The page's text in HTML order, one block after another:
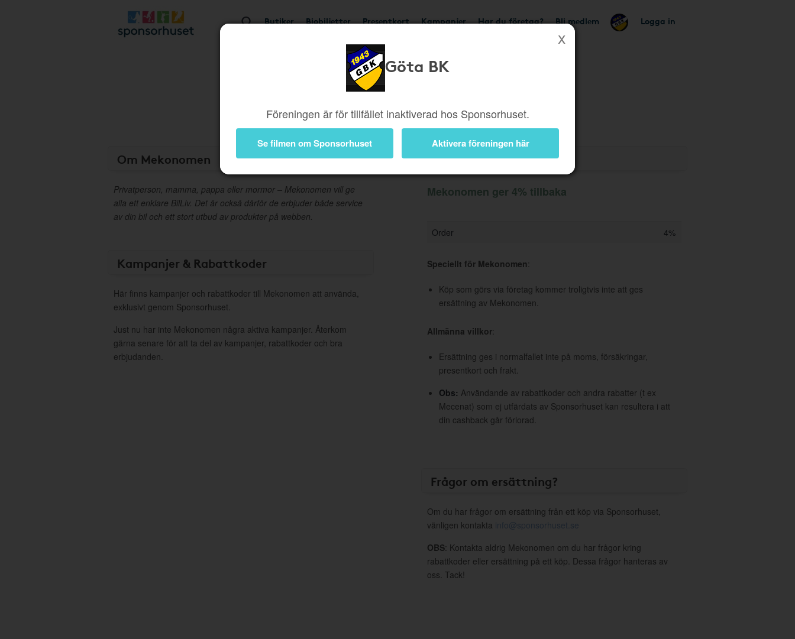
Butiker Biobiljetter Presentkort Kampanjer Har du företag? Bli medlem Logga in
Göta BK
Föreningen är för tillfället inaktiverad hos Sponsorhuset.
Se filmen om Sponsorhuset Aktivera föreningen här
Ger 4%
Om Mekonomen
Privatperson, mamma, pappa eller mormor – Mekonomen vill ge
alla ett enklare BilLiv. Det är också därför de erbjuder både service
av din bil och ett stort utbud av produkter på webben.
Kampanjer & Rabattkoder
Här finns kampanjer och rabattkoder till Mekonomen att använda,
exklusivt genom Sponsorhuset.
Just nu har inte Mekonomen några aktiva kampanjer. Återkom
gärna senare för att ta del av kampanjer, rabattkoder och bra
erbjudanden.
Information
Mekonomen ger 4% tillbaka
Order 4%
Speciellt för Mekonomen:
Köp som görs via företag kommer troligtvis inte att ges
ersättning av Mekonomen.
Allmänna villkor:
Ersättning ges i normalfallet inte på moms, försäkringar,
presentkort och frakt.
Obs: Användande av rabattkoder och andra rabatter (t ex
Mecenat) som ej utfärdats av Sponsorhuset kan resultera i att
din cashback går förlorad.
Frågor om ersättning?
Om du har frågor om ersättning från ett köp via Sponsorhuset,
vänligen kontakta info@sponsorhuset.se
OBS: Kontakta aldrig Mekonomen om du har frågor kring
rabattkoder eller ersättning på ett köp. Dessa frågor hanteras av
oss. Tack!